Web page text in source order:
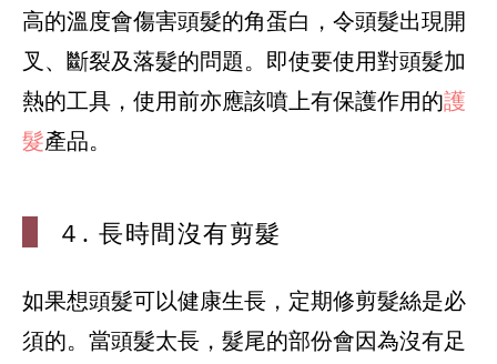
高的溫度會傷害頭髮的角蛋白，令頭髮出現開
叉、斷裂及落髮的問題。即使要使用對頭髮加
熱的工具，使用前亦應該噴上有保護作用的護
髮產品。
４. 長時間沒有剪髮
如果想頭髮可以健康生長，定期修剪髮絲是必
須的。當頭髮太長，髮尾的部份會因為沒有足